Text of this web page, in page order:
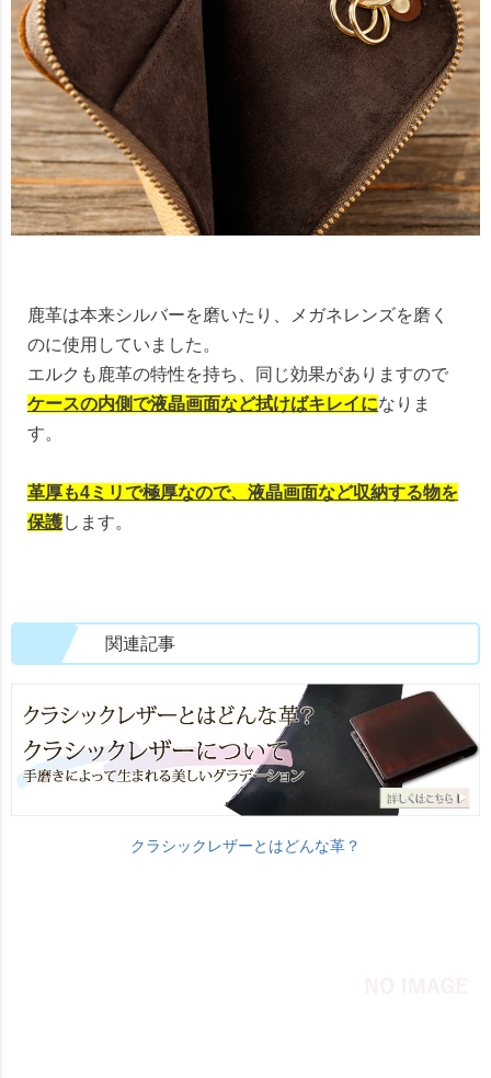
鹿革は本来シルバーを磨いたり、メガネレンズを磨く
のに使用していました。
エルクも鹿革の特性を持ち、同じ効果がありますので
ケースの内側で液晶画面など拭けばキレイになりま
す。
革厚も4ミリで極厚なので、液晶画面など収納する物を
保護します。
関連記事
クラシックレザーとはどんな革？